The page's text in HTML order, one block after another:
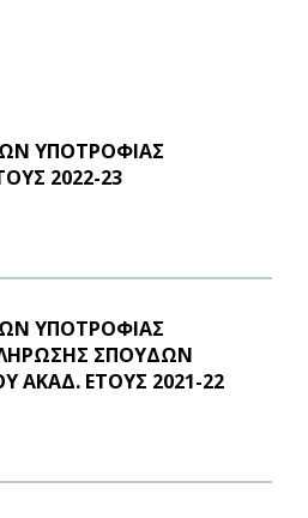
ΥΠΟΤΡΟΦΙΑΣ
2022-23
ΥΠΟΤΡΟΦΙΑΣ
ΣΠΟΥΔΩΝ
ΑΚΑΔ. ΕΤΟΥΣ 2021-22